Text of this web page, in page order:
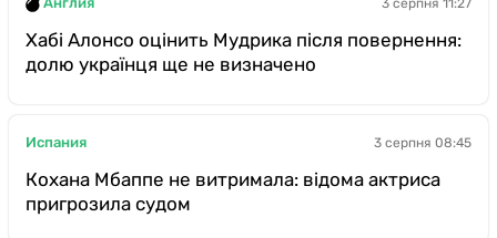
Хабі Алонсо оцінить Мудрика після повернення:
долю українця ще не визначено
Испания 3 серпня 08:45
Кохана Мбаппе не витримала: відома актриса
пригрозила судом